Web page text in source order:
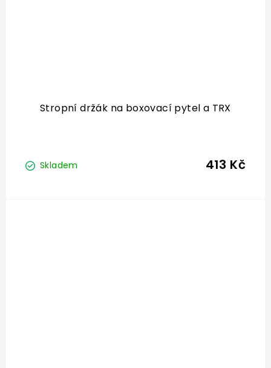
Stropní držák na boxovací pytel a TRX
Skladem 413 Kč